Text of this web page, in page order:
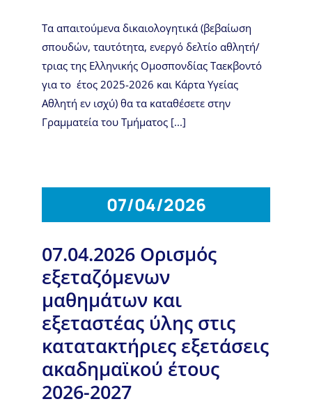
Τα απαιτούμενα δικαιολογητικά (βεβαίωση
σπουδών, ταυτότητα, ενεργό δελτίο αθλητή/
τριας της Ελληνικής Ομοσπονδίας Ταεκβοντό
για το έτος 2025-2026 και Κάρτα Υγείας
Αθλητή εν ισχύ) θα τα καταθέσετε στην
Γραμματεία του Τμήματος [...]
07/04/2026
07.04.2026 Ορισμός
εξεταζόμενων
μαθημάτων και
εξεταστέας ύλης στις
κατατακτήριες εξετάσεις
ακαδημαϊκού έτους
2026-2027